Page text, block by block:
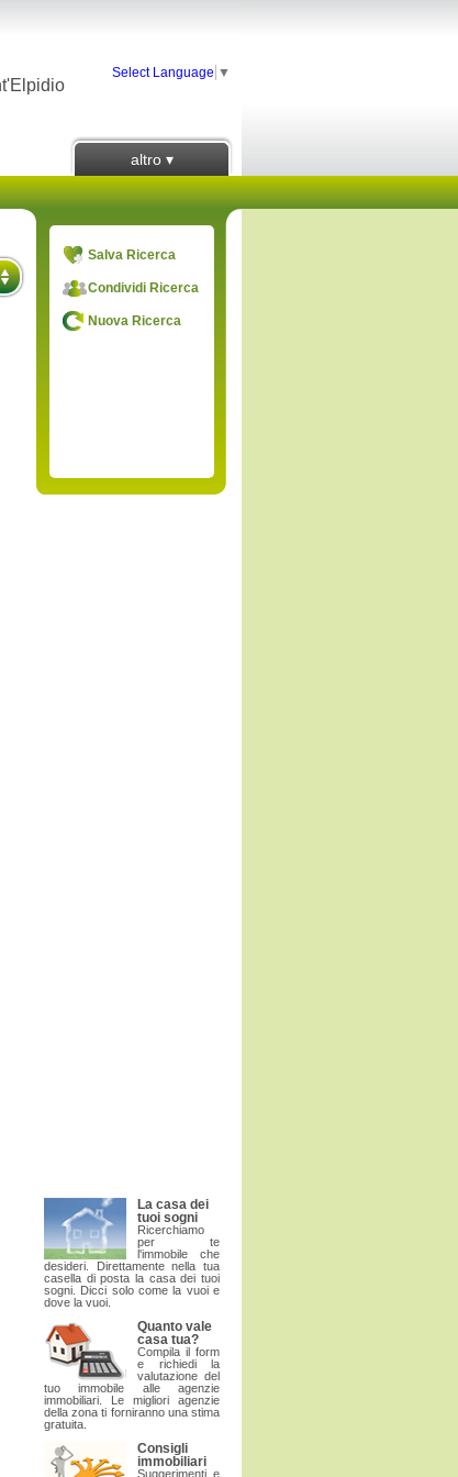
altro ▾
Select Language ▼
Salva Ricerca
Condividi Ricerca
Nuova Ricerca
La casa dei
tuoi sogni
Ricerchiamo
per te
l'immobile che
desideri. Direttamente nella tua
casella di posta la casa dei tuoi
sogni. Dicci solo come la vuoi e
dove la vuoi.
Quanto vale
casa tua?
Compila il form
e richiedi la
valutazione del
tuo immobile alle agenzie
immobiliari. Le migliori agenzie
della zona ti forniranno una stima
gratuita.
Consigli
immobiliari
Suggerimenti e